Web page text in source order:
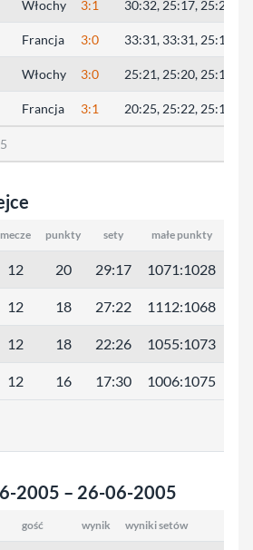
Włochy 3:1 30:32, 25:17, 25:23,
Francja 3:0 33:31, 33:31, 25:12
Włochy 3:0 25:21, 25:20, 25:19
Francja 3:1 20:25, 25:22, 25:19,
5
mecze punkty sety małe punkty
12 20 29:17 1071:1028
12 18 27:22 1112:1068
12 18 22:26 1055:1073
12 16 17:30 1006:1075
2005 – 26-06-2005
gość wynik wyniki setów